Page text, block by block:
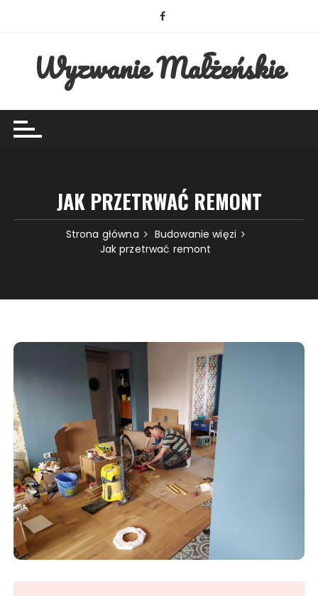
Wyzwanie Małżeńskie
JAK PRZETRWAĆ REMONT
Strona główna
Budowanie więzi
Jak przetrwać remont